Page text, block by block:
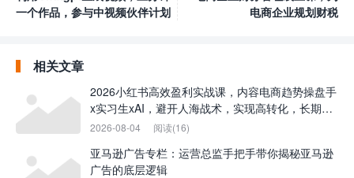
一个作品，参与中视频伙伴计划
电商企业规划财税
相关文章
2026小红书高效盈利实战课，内容电商趋势操盘手
x实习生xAI，避开人海战术，实现高转化，长期盈
利
2026-08-04 阅读(16)
亚马逊广告专栏：运营总监手把手带你揭秘亚马逊
广告的底层逻辑